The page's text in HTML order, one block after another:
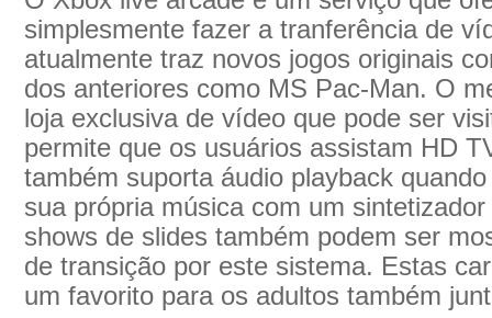
simplesmente fazer a tranferência de
atualmente traz novos jogos originais
dos anteriores como MS Pac-Man. O
loja exclusiva de vídeo que pode ser
permite que os usuários assistam HD
também suporta áudio playback
sua própria música com um
shows de slides também podem ser
de transição por este sistema. Estas
um favorito para os adultos também